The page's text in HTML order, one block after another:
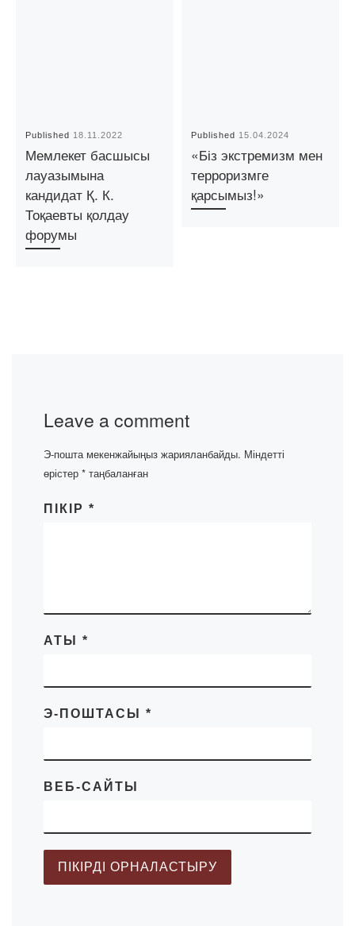
Published 18.11.2022
Мемлекет басшысы
лауазымына
кандидат Қ. К.
Тоқаевты қолдау
форумы
Published 15.04.2024
«Біз экстремизм мен
терроризмге
қарсымыз!»
Leave a comment
Э-пошта мекенжайыңыз жарияланбайды. Міндетті
өрістер * таңбаланған
ПІКІР *
АТЫ *
Э-ПОШТАСЫ *
ВЕБ-САЙТЫ